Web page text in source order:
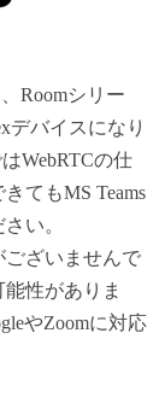
Roomシリー
デバイスになり
WebRTCの仕
てもMS Teams
い。
ございませんで
性がありま
やZoomに対応